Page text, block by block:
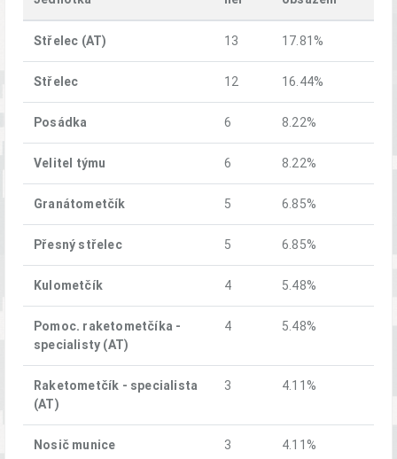
Střelec (AT) 13 17.81%
Střelec 12 16.44%
Posádka 6 8.22%
Velitel týmu 6 8.22%
Granátometčík 5 6.85%
Přesný střelec 5 6.85%
Kulometčík 4 5.48%
Pomoc. raketometčíka -
specialisty (AT)
4 5.48%
Raketometčík - specialista
(AT)
3 4.11%
Nosič munice 3 4.11%